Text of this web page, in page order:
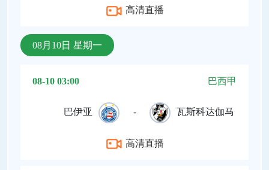
高清直播
08月10日 星期一
08-10 03:00 巴西甲
巴伊亚 - 瓦斯科达伽马
高清直播